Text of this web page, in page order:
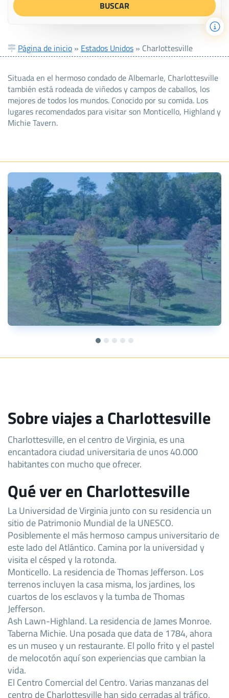
Página de inicio » Estados Unidos » Charlottesville
Situada en el hermoso condado de Albemarle, Charlottesville
también está rodeada de viñedos y campos de caballos, los
mejores de todos los mundos. Conocido por su comida. Los
lugares recomendados para visitar son Monticello, Highland y
Michie Tavern.
Sobre viajes a Charlottesville
Charlottesville, en el centro de Virginia, es una
encantadora ciudad universitaria de unos 40.000
habitantes con mucho que ofrecer.
Qué ver en Charlottesville
La Universidad de Virginia junto con su residencia un
sitio de Patrimonio Mundial de la UNESCO.
Posiblemente el más hermoso campus universitario de
este lado del Atlántico. Camina por la universidad y
visita el césped y la rotonda.
Monticello. La residencia de Thomas Jefferson. Los
terrenos incluyen la casa misma, los jardines, los
cuartos de los esclavos y la tumba de Thomas
Jefferson.
Ash Lawn-Highland. La residencia de James Monroe.
Taberna Michie. Una posada que data de 1784, ahora
es un museo y un restaurante. El pollo frito y el pastel
de melocotón aquí son experiencias que cambian la
vida.
El Centro Comercial del Centro. Varias manzanas del
centro de Charlottesville han sido cerradas al tráfico,